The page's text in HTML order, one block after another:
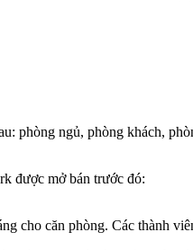
phòng ngủ, phòng khách,
được mở bán trước đó:
cho căn phòng. Các thành